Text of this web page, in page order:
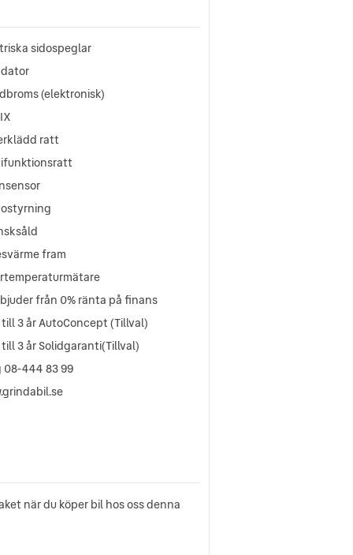
sidospeglar
(elektronisk)
ratt
fram
från 0% ränta på finans
3 år AutoConcept (Tillval)
3 år Solidgaranti(Tillval)
08-444 83 99
när du köper bil hos oss denna